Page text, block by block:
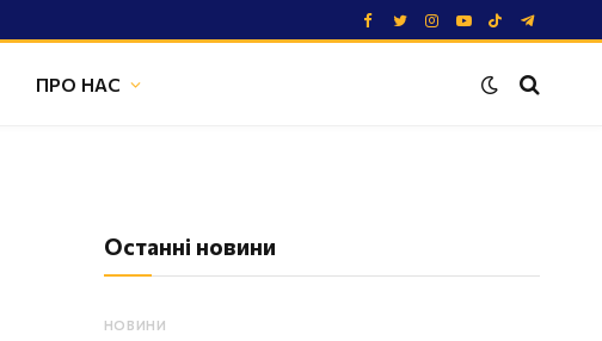
Facebook
TwitterInstagram
YouTube
TikTokTelegram
ПРО НАС
Останні новини
НОВИНИ